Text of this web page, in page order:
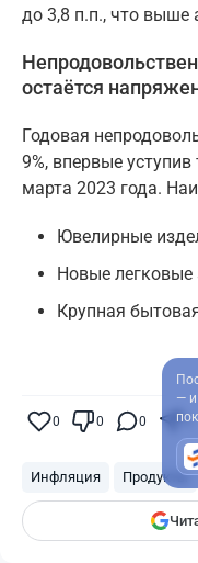
до 3,8 п.п., что выше
остаётся
Годовая
9%, впервые
марта 2023 года.
Ювелирные
Новые легковые
Крупная
0 0 0 0
Инфляция Продукты
—